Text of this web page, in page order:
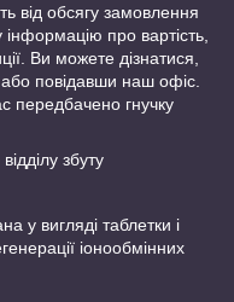
від обсягу замовлення
про вартість,
Ви можете дізнатися,
повідавши наш офіс.
передбачено гнучку
збуту
у вигляді таблетки і
іонообмінних